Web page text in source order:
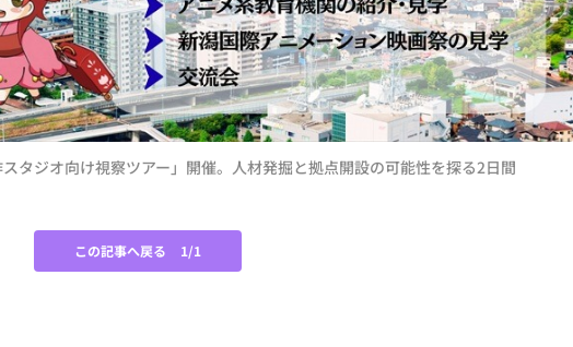
タジオ向け視察ツアー」開催。人材発掘と拠点開設の可能性を探る2日間
この記事へ戻る 1/1